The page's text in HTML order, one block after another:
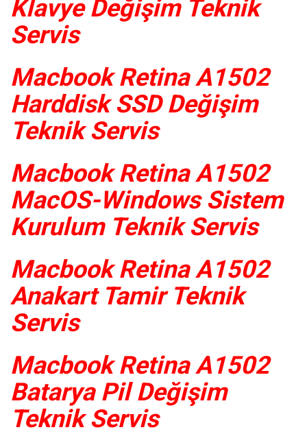
Klavye Değişim Teknik
Servis
Macbook Retina A1502
Harddisk SSD Değişim
Teknik Servis
Macbook Retina A1502
MacOS-Windows Sistem
Kurulum Teknik Servis
Macbook Retina A1502
Anakart Tamir Teknik
Servis
Macbook Retina A1502
Batarya Pil Değişim
Teknik Servis